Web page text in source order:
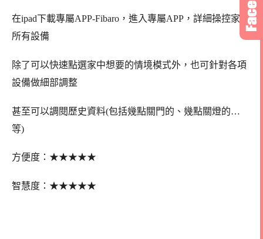
在ipad下載專屬APP-Fibaro，進入專屬APP，詳細操控家中
所有設備
除了可以快速點選家中想要的情境模式外，也可針對各項
設備做細部調整
甚至可以調閱歷史資料(包括幾點關門的、幾點關燈的…
等)
方便度： ★★★★★
智慧度： ★★★★★